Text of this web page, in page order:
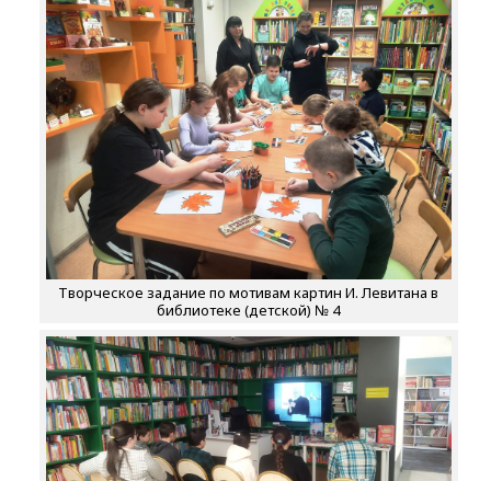
Творческое задание по мотивам картин И. Левитана в
библиотеке (детской) № 4